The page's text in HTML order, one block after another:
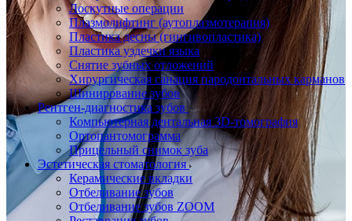
Лоскутные операции
Плазмолифтинг (аутоплазмотерапия)
Пластика десны (гингивопластика)
Пластика уздечки языка
Снятие зубных отложений
Хирургическая санация пародонтальных карманов
Шинирование зубов
Рентген-диагностика зубов
Компьютерная дентальная 3D-томография
Ортопантомограмма
Прицельный снимок зуба
Эстетическая стоматология
Керамические вкладки
Отбеливание зубов
Отбеливание зубов ZOOM